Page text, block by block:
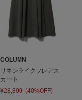
COLUMN
リネンライクフレアス
カート
¥28,800 (40%OFF)